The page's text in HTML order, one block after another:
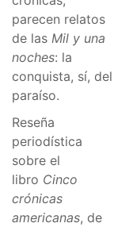
parecen relatos
de las Mil y una
noches: la
conquista, sí, del
paraíso.
Reseña
periodística
sobre el
libro Cinco
crónicas
americanas, de